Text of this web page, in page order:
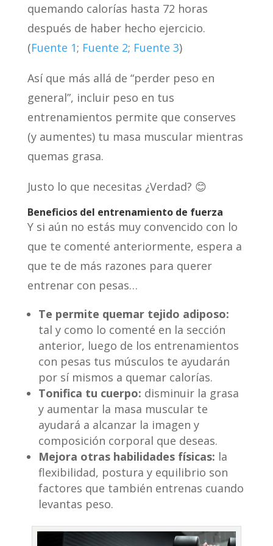
quemando calorías hasta 72 horas
después de haber hecho ejercicio.
(Fuente 1; Fuente 2; Fuente 3)
Así que más allá de “perder peso en
general”, incluir peso en tus
entrenamientos permite que conserves
(y aumentes) tu masa muscular mientras
quemas grasa.
Justo lo que necesitas ¿Verdad? 😊
Beneficios del entrenamiento de fuerza
Y si aún no estás muy convencido con lo
que te comenté anteriormente, espera a
que te de más razones para querer
entrenar con pesas…
Te permite quemar tejido adiposo:
tal y como lo comenté en la sección
anterior, luego de los entrenamientos
con pesas tus músculos te ayudarán
por sí mismos a quemar calorías.
Tonifica tu cuerpo: disminuir la grasa
y aumentar la masa muscular te
ayudará a alcanzar la imagen y
composición corporal que deseas.
Mejora otras habilidades físicas: la
flexibilidad, postura y equilibrio son
factores que también entrenas cuando
levantas peso.